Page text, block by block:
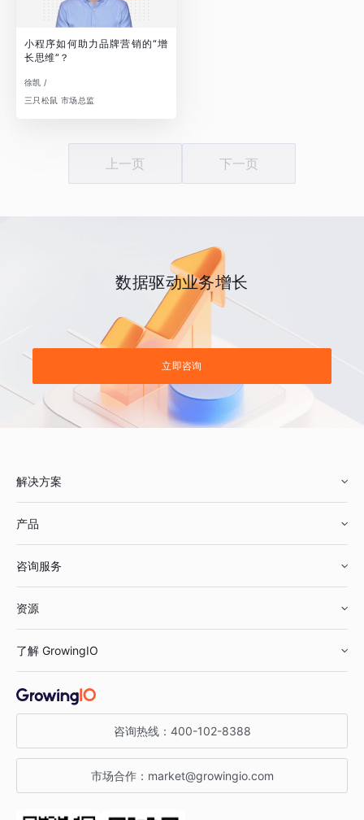
小程序如何助力品牌营销的“增
长思维”？
徐凯 /
三只松鼠 市场总监
上一页 下一页
数据驱动业务增长
立即咨询
解决方案
鞋服行业
汽车行业
金融行业
产品
智能运营
获客分析
咨询服务
资源
增长公开课
增长博客
了解 GrowingIO
关于 GrowingIO
增长大会
咨询热线： 400-102-8388
市场合作： market@growingio.com